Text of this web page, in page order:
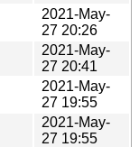
2021-May-
27 20:26
2021-May-
27 20:41
2021-May-
27 19:55
2021-May-
27 19:55